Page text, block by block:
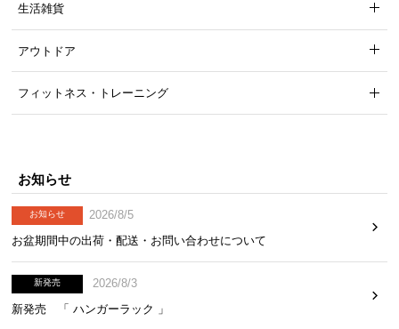
生活雑貨
アウトドア
フィットネス・トレーニング
お知らせ
お知らせ
2026/8/5
お盆期間中の出荷・配送・お問い合わせについて
新発売
2026/8/3
新発売 「 ハンガーラック 」